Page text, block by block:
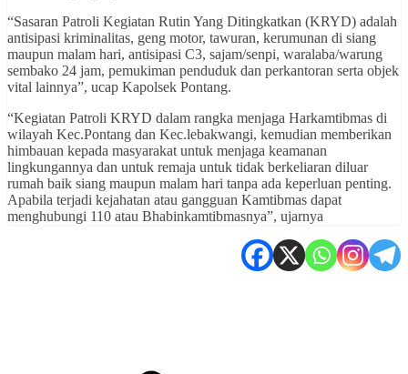
“Sasaran Patroli Kegiatan Rutin Yang Ditingkatkan (KRYD) adalah
antisipasi kriminalitas, geng motor, tawuran, kerumunan di siang
maupun malam hari, antisipasi C3, sajam/senpi, waralaba/warung
sembako 24 jam, pemukiman penduduk dan perkantoran serta objek
vital lainnya”, ucap Kapolsek Pontang.
“Kegiatan Patroli KRYD dalam rangka menjaga Harkamtibmas di
wilayah Kec.Pontang dan Kec.lebakwangi, kemudian memberikan
himbauan kepada masyarakat untuk menjaga keamanan
lingkungannya dan untuk remaja untuk tidak berkeliaran diluar
rumah baik siang maupun malam hari tanpa ada keperluan penting.
Apabila terjadi kejahatan atau gangguan Kamtibmas dapat
menghubungi 110 atau Bhabinkamtibmasnya”, ujarnya